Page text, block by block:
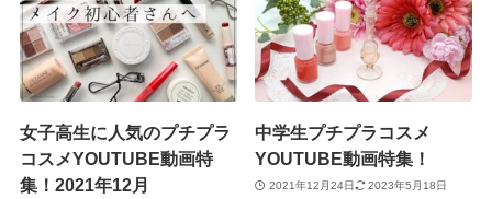
女子高生に人気のプチプラ
コスメYOUTUBE動画特
集！2021年12月
中学生プチプラコスメ
YOUTUBE動画特集！
2021年12月24日 2023年5月18日